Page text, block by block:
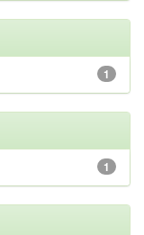
1
1